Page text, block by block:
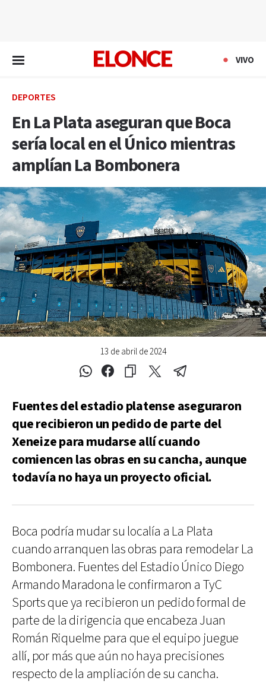
VIVO
DEPORTES
En La Plata aseguran que Boca
sería local en el Único mientras
amplían La Bombonera
13 de abril de 2024
Fuentes del estadio platense aseguraron
que recibieron un pedido de parte del
Xeneize para mudarse allí cuando
comiencen las obras en su cancha, aunque
todavía no haya un proyecto oficial.
Boca podría mudar su localía a La Plata
cuando arranquen las obras para remodelar La
Bombonera. Fuentes del Estadio Único Diego
Armando Maradona le confirmaron a TyC
Sports que ya recibieron un pedido formal de
parte de la dirigencia que encabeza Juan
Román Riquelme para que el equipo juegue
allí, por más que aún no haya precisiones
respecto de la ampliación de su cancha.